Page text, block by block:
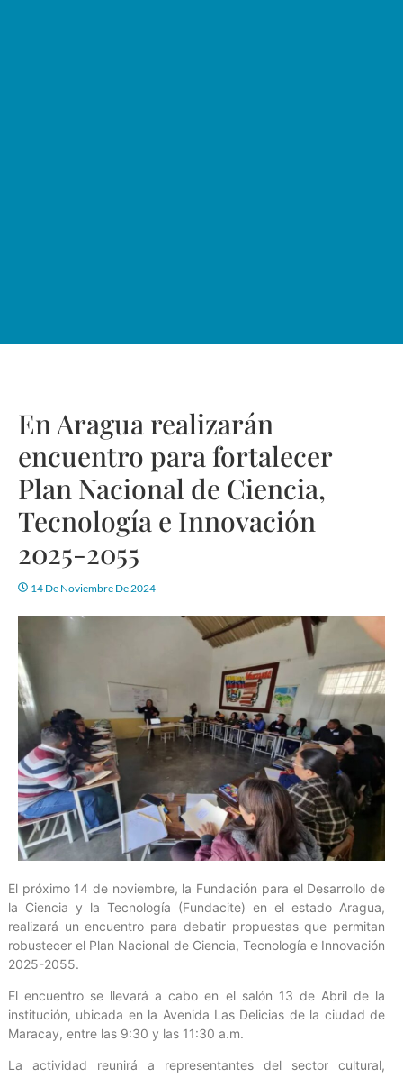
En Aragua realizarán
encuentro para fortalecer
Plan Nacional de Ciencia,
Tecnología e Innovación
2025-2055
14 De Noviembre De 2024
El próximo 14 de noviembre, la Fundación para el Desarrollo de
la Ciencia y la Tecnología (Fundacite) en el estado Aragua,
realizará un encuentro para debatir propuestas que permitan
robustecer el Plan Nacional de Ciencia, Tecnología e Innovación
2025-2055.
El encuentro se llevará a cabo en el salón 13 de Abril de la
institución, ubicada en la Avenida Las Delicias de la ciudad de
Maracay, entre las 9:30 y las 11:30 a.m.
La actividad reunirá a representantes del sector cultural,